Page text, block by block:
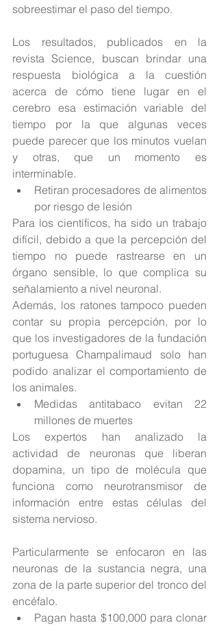
sobreestimar el paso del tiempo.
Los resultados, publicados en la
revista Science, buscan brindar una
respuesta biológica a la cuestión
acerca de cómo tiene lugar en el
cerebro esa estimación variable del
tiempo por la que algunas veces
puede parecer que los minutos vuelan
y otras, que un momento es
interminable.
Retiran procesadores de alimentos
por riesgo de lesión
Para los científicos, ha sido un trabajo
difícil, debido a que la percepción del
tiempo no puede rastrearse en un
órgano sensible, lo que complica su
señalamiento a nivel neuronal.
Además, los ratones tampoco pueden
contar su propia percepción, por lo
que los investigadores de la fundación
portuguesa Champalimaud solo han
podido analizar el comportamiento de
los animales.
Medidas antitabaco evitan 22
millones de muertes
Los expertos han analizado la
actividad de neuronas que liberan
dopamina, un tipo de molécula que
funciona como neurotransmisor de
información entre estas células del
sistema nervioso.
Particularmente se enfocaron en las
neuronas de la sustancia negra, una
zona de la parte superior del tronco del
encéfalo.
Pagan hasta $100,000 para clonar